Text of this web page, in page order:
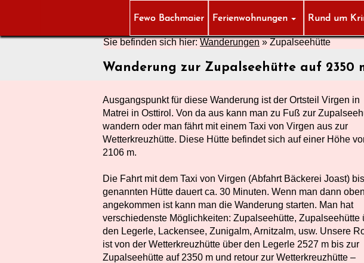
Fewo Bachmaier Ferienwohnungen Rund um
Sie befinden sich hier:Wanderungen » Zupalseehütte
Wanderung zur Zupalseehütte auf 2350
Ausgangspunkt für diese Wanderung ist der Ortsteil Virgen in
Matrei in Osttirol. Von da aus kann man zu Fuß zur
wandern oder man fährt mit einem Taxi von Virgen aus zur
Wetterkreuzhütte. Diese Hütte befindet sich auf einer Höhe
2106 m.
Die Fahrt mit dem Taxi von Virgen (Abfahrt Bäckerei Joast)
genannten Hütte dauert ca. 30 Minuten. Wenn man dann oben
angekommen ist kann man die Wanderung starten. Man hat
verschiedenste Möglichkeiten: Zupalseehütte, Zupalseehütte
den Legerle, Lackensee, Zunigalm, Arnitzalm, usw. Unsere
ist von der Wetterkreuzhütte über den Legerle 2527 m bis zur
Zupalseehütte auf 2350 m und retour zur Wetterkreuzhütte –